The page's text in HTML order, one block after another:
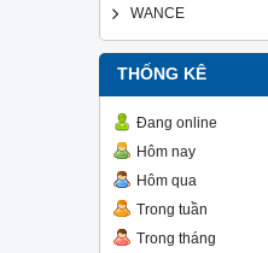
WANCE
THỐNG KÊ
Đang online
Hôm nay
Hôm qua
Trong tuần
Trong tháng